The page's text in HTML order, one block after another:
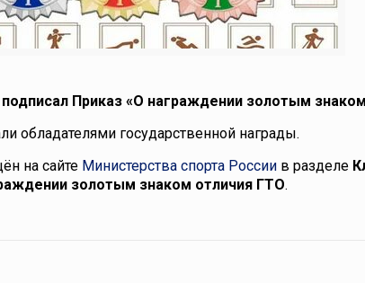
подписал Приказ «О награждении золотым
обладателями государственной награды.
на сайте Министерства спорта России в разделе
золотым знаком отличия ГТО.